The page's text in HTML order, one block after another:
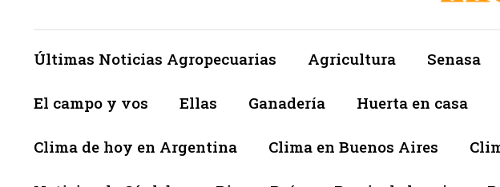
Últimas Noticias Agropecuarias Agricultura Senasa
El campo y vos Ellas Ganadería Huerta en casa
Clima de hoy en Argentina Clima en Buenos Aires